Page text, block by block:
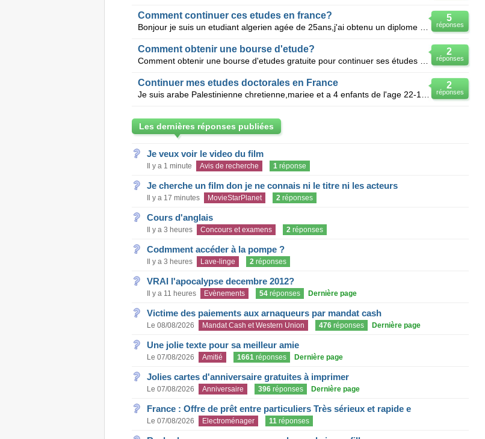
5
réponses
Comment continuer ces etudes en france?
2
réponses
Comment obtenir une bourse d'etude?
2
réponses
Continuer mes etudes doctorales en France
Les dernières réponses publiées
Je veux voir le video du film
Il y a 1 minute Avis de recherche 1réponse
Je cherche un film don je ne connais ni le titre ni les acteurs
Il y a 17 minutes MovieStarPlanet 2réponses
Cours d'anglais
Il y a 3 heures Concours et examens 2réponses
Codmment accéder à la pompe ?
Il y a 3 heures Lave-linge 2réponses
VRAI l'apocalypse decembre 2012?
Il y a 11 heures Evènements 54réponses Dernière page
Victime des paiements aux arnaqueurs par mandat cash
Le 08/08/2026 Mandat Cash et Western Union 476réponses Dernière page
Une jolie texte pour sa meilleur amie
Le 07/08/2026 Amitié 1661réponses Dernière page
Jolies cartes d'anniversaire gratuites à imprimer
Le 07/08/2026 Anniversaire 396réponses Dernière page
France : Offre de prêt entre particuliers Très sérieux et rapide e
Le 07/08/2026 Electroménager 11réponses